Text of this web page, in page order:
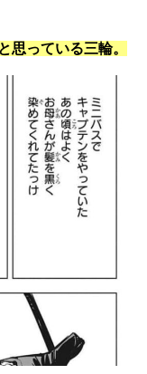
思っている三輪。